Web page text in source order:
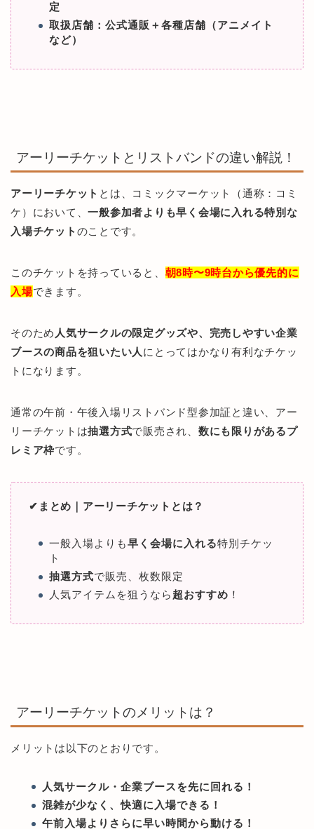
定
取扱店舗：公式通販＋各種店舗（アニメイト
など）
アーリーチケットとリストバンドの違い解説！
アーリーチケット とは、コミックマーケット（通称：コミ
ケ）において、一般参加者よりも早く会場に入れる特別な
入場チケット のことです。
このチケットを持っていると、 朝8時〜9時台から優先的に
入場できます。
そのため 人気サークルの限定グッズや、完売しやすい企業
ブースの商品を狙いたい人 にとってはかなり有利なチケッ
トになります。
通常の午前・午後入場リストバンド型参加証と違い、アー
リーチケットは抽選方式で販売され、 数にも限りがあるプ
レミア枠です。
✔︎まとめ｜アーリーチケットとは？
一般入場よりも早く会場に入れる特別チケッ
ト
抽選方式で販売、枚数限定
人気アイテムを狙うなら 超おすすめ ！
アーリーチケットのメリットは？
メリットは以下のとおりです。
人気サークル・企業ブースを先に回れる！
混雑が少なく、快適に入場できる！
午前入場よりさらに早い時間から動ける！